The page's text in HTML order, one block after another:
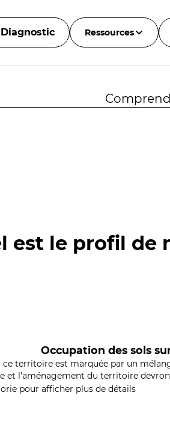
Diagnostic Ressources
est le profil de
Occupation des sols
ce territoire est marquée par un
et l'aménagement du territoire
pour afficher plus de détails